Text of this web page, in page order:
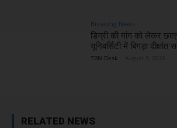
Breaking News
डिग्री की मांग को लेकर
यूनिवर्सिटी में बिगड़ा दीक्षांत
TBN Desk
RELATED NEWS